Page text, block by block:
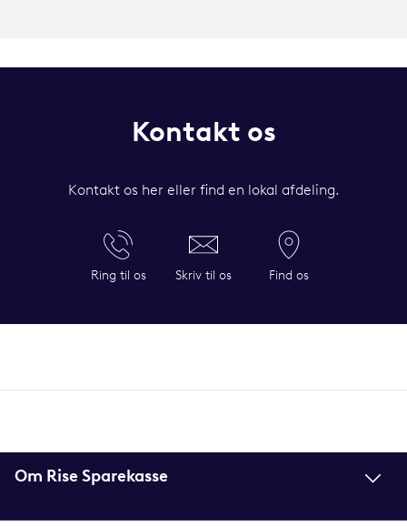
Kontakt os
Kontakt os her eller find en lokal afdeling.
Ring til os Skriv til os Find os
Om Rise Sparekasse